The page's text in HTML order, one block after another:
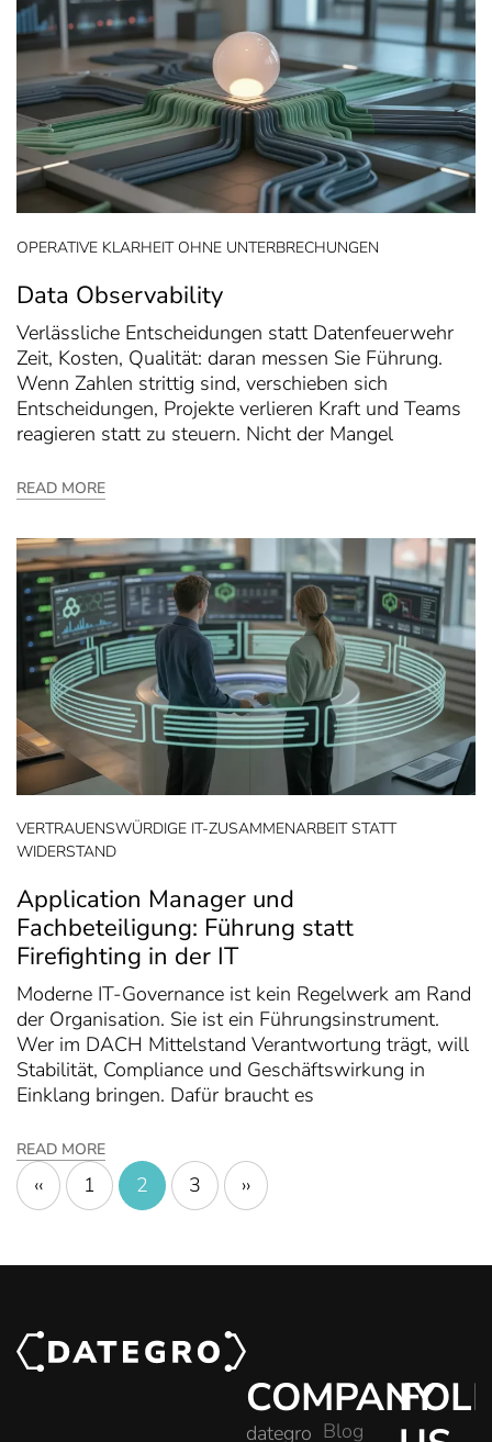
OPERATIVE KLARHEIT OHNE UNTERBRECHUNGEN
Data Observability
Verlässliche Entscheidungen statt Datenfeuerwehr
Zeit, Kosten, Qualität: daran messen Sie Führung.
Wenn Zahlen strittig sind, verschieben sich
Entscheidungen, Projekte verlieren Kraft und Teams
reagieren statt zu steuern. Nicht der Mangel
READ MORE
VERTRAUENSWÜRDIGE IT-ZUSAMMENARBEIT STATT
WIDERSTAND
Application Manager und
Fachbeteiligung: Führung statt
Firefighting in der IT
Moderne IT-Governance ist kein Regelwerk am Rand
der Organisation. Sie ist ein Führungsinstrument.
Wer im DACH Mittelstand Verantwortung trägt, will
Stabilität, Compliance und Geschäftswirkung in
Einklang bringen. Dafür braucht es
READ MORE
‹‹ 1 2 3 ››
COMPANY
dategro Blog